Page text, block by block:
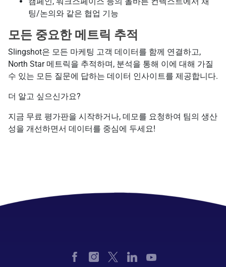
팅/논의와 같은 협업 기능
모든 중요한 메트릭 추적
Slingshot은 모든 마케팅 고객 데이터를 함께 연결하고,
North Star 메트릭을 추적하며, 분석을 통해 이에 대해 가질
수 있는 모든 질문에 답하는 데이터 인사이트를 제공합니다.
더 알고 싶으신가요?
지금 무료 평가판을 시작하거나, 데모를 요청하여 팀의 생산
성을 개선하면서 데이터를 중심에 두세요!